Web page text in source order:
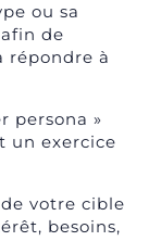
ou sa
de
répondre à
persona »
un exercice
votre cible
besoins,